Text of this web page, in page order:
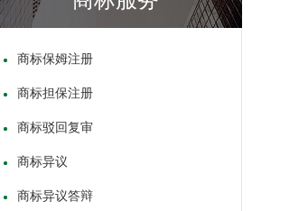
商标保姆注册
商标担保注册
商标驳回复审
商标异议
商标异议答辩